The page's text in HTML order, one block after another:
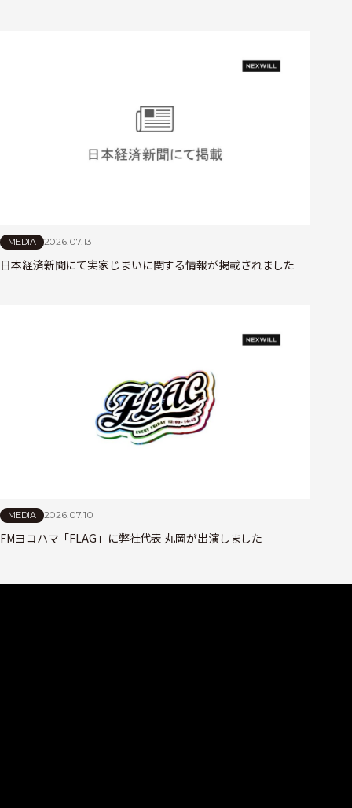
MEDIA 2026.07.13
日本経済新聞にて実家じまいに関する情報が掲載されました
MEDIA 2026.07.10
FMヨコハマ「FLAG」に弊社代表 丸岡が出演しました